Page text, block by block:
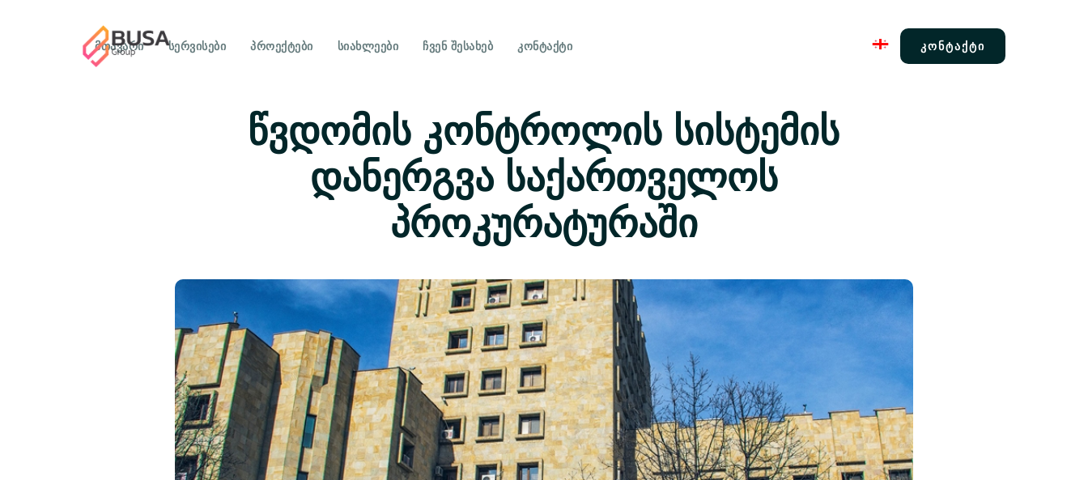
ᲛᲗᲐᲕᲐᲠᲘ ᲡᲔᲠᲕᲘᲡᲔᲑᲘ ᲞᲠᲝᲔᲥᲢᲔᲑᲘ ᲡᲘᲐᲮᲚᲔᲔᲑᲘ ᲩᲕᲔᲜ ᲨᲔᲡᲐᲮᲔᲑ ᲙᲝᲜᲢᲐᲥᲢᲘ ᲙᲝᲜᲢᲐᲥᲢᲘ
წვდომის კონტროლის სისტემის
დანერგვა საქართველოს
პროკურატურაში